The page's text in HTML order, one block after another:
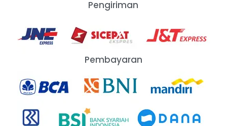
Pengiriman
Pembayaran